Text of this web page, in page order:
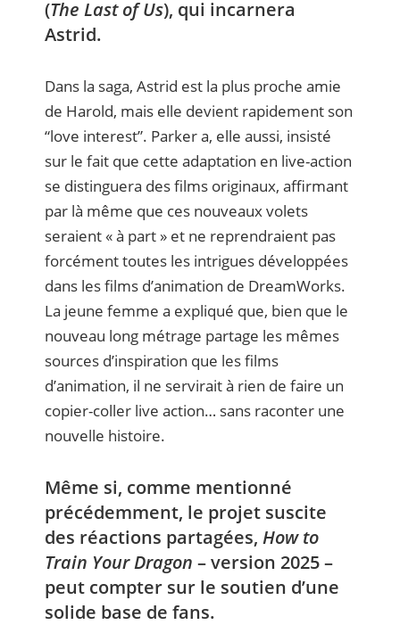
(The Last of Us), qui incarnera
Astrid.
Dans la saga, Astrid est la plus proche amie
de Harold, mais elle devient rapidement son
“love interest”. Parker a, elle aussi, insisté
sur le fait que cette adaptation en live-action
se distinguera des films originaux, affirmant
par là même que ces nouveaux volets
seraient « à part » et ne reprendraient pas
forcément toutes les intrigues développées
dans les films d’animation de DreamWorks.
La jeune femme a expliqué que, bien que le
nouveau long métrage partage les mêmes
sources d’inspiration que les films
d’animation, il ne servirait à rien de faire un
copier-coller live action… sans raconter une
nouvelle histoire.
Même si, comme mentionné
précédemment, le projet suscite
des réactions partagées, How to
Train Your Dragon – version 2025 –
peut compter sur le soutien d’une
solide base de fans.